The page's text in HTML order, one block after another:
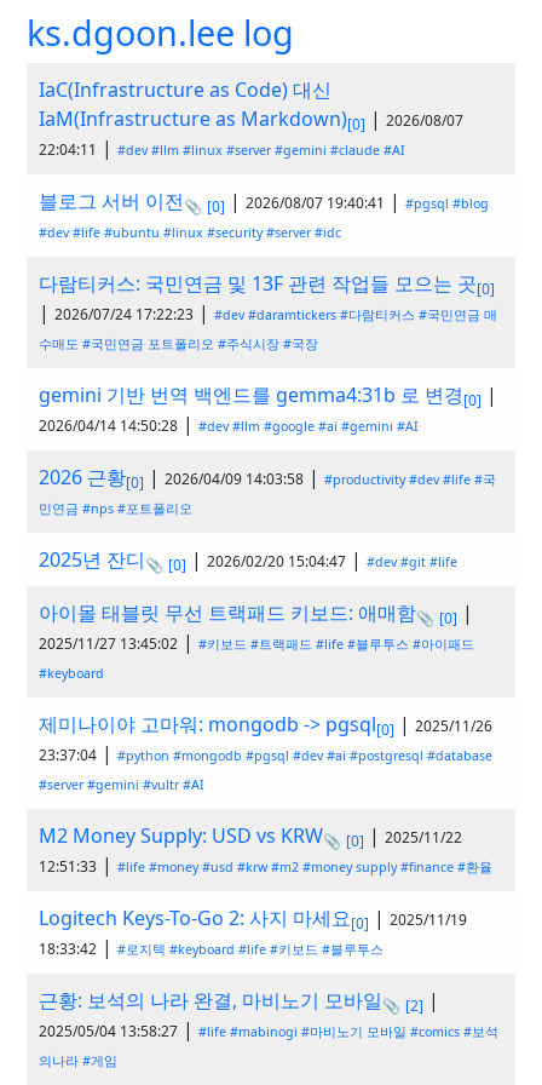
ks.dgoon.lee log
IaC(Infrastructure as Code) 대신
IaM(Infrastructure as Markdown)[0] | 2026/08/07
22:04:11 | #dev #llm #linux #server #gemini #claude #AI
블로그 서버 이전📎 [0] | 2026/08/07 19:40:41 | #pgsql #blog
#dev #life #ubuntu #linux #security #server #idc
다람티커스: 국민연금 및 13F 관련 작업들 모으는 곳[0]
| 2026/07/24 17:22:23 | #dev #daramtickers #다람티커스 #국민연금 매
수매도 #국민연금 포트폴리오 #주식시장 #국장
gemini 기반 번역 백엔드를 gemma4:31b 로 변경[0] |
2026/04/14 14:50:28 | #dev #llm #google #ai #gemini #AI
2026 근황[0] | 2026/04/09 14:03:58 | #productivity #dev #life #국
민연금 #nps #포트폴리오
2025년 잔디📎 [0] | 2026/02/20 15:04:47 | #dev #git #life
아이몰 태블릿 무선 트랙패드 키보드: 애매함📎 [0] |
2025/11/27 13:45:02 | #키보드 #트랙패드 #life #블루투스 #아이패드
#keyboard
제미나이야 고마워: mongodb -> pgsql[0] | 2025/11/26
23:37:04 | #python #mongodb #pgsql #dev #ai #postgresql #database
#server #gemini #vultr #AI
M2 Money Supply: USD vs KRW📎 [0] | 2025/11/22
12:51:33 | #life #money #usd #krw #m2 #money supply #finance #환율
Logitech Keys-To-Go 2: 사지 마세요[0] | 2025/11/19
18:33:42 | #로지텍 #keyboard #life #키보드 #블루투스
근황: 보석의 나라 완결, 마비노기 모바일📎 [2] |
2025/05/04 13:58:27 | #life #mabinogi #마비노기 모바일 #comics #보석
의나라 #게임